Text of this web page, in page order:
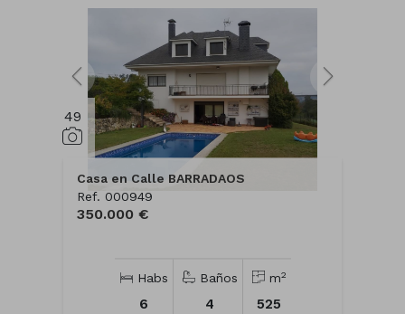
49
Casa en Calle BARRADAOS
Ref. 000949
350.000 €
Habs
6
Baños
4
m2
525